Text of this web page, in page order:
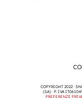
COPYRIGHT 2022 ·
(SA) · P. IVA
PREFERENZE